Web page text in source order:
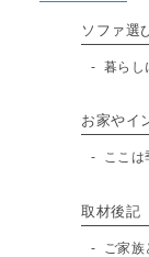
ソファ選
暮らし
お家やイ
ここは
取材後記
ご家